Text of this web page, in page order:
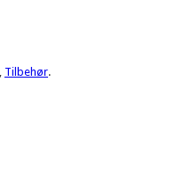
Tilbehør.